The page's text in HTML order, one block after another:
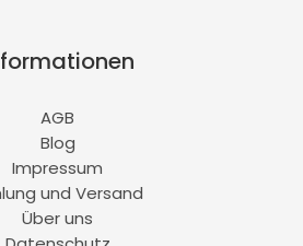
AGB
Blog
Impressum
und Versand
Über uns